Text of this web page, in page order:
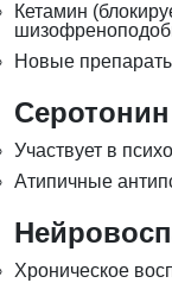
Кетамин
Новые
Серотонин
Участвует в
Атипичные
Хроническое